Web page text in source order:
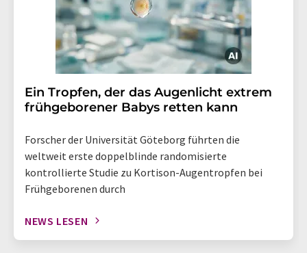
Ein Tropfen, der das Augenlicht extrem
frühgeborener Babys retten kann
Forscher der Universität Göteborg führten die
weltweit erste doppelblinde randomisierte
kontrollierte Studie zu Kortison-Augentropfen bei
Frühgeborenen durch
NEWS LESEN